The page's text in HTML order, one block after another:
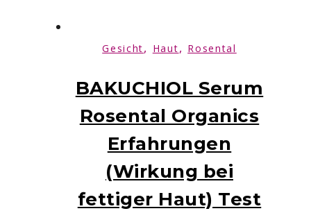
Gesicht, Haut, Rosental
BAKUCHIOL Serum
Rosental Organics
Erfahrungen
(Wirkung bei
fettiger Haut) Test